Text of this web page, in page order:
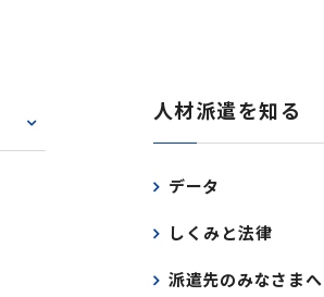
人材派遣を知る
データ
しくみと法律
派遣先のみなさまへ